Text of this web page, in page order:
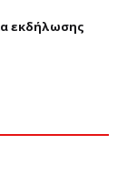
εκδήλωσης